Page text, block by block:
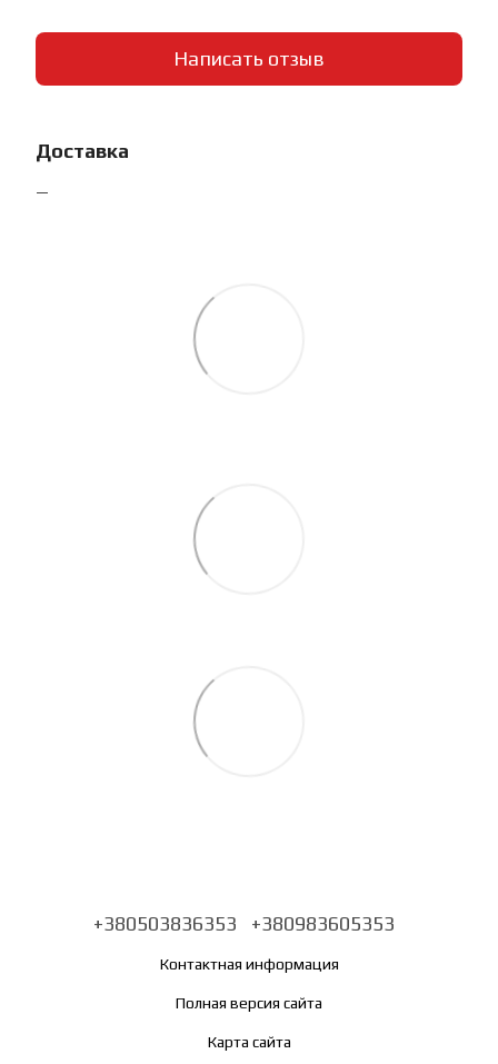
Написать отзыв
Доставка
+380503836353 +380983605353
Контактная информация
Полная версия сайта
Карта сайта